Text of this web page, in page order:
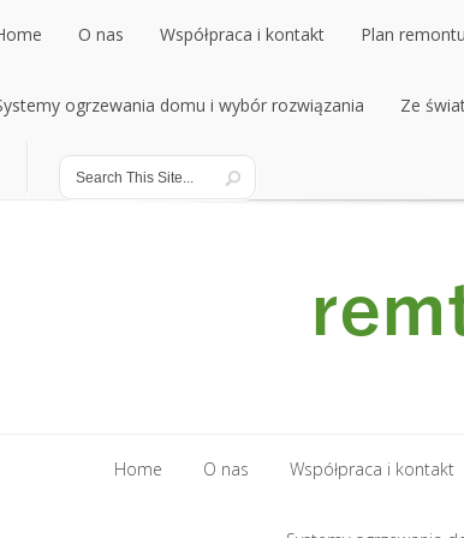
O nas
O nas
Współpraca i kontakt
Współpraca i kontakt
Plan
Plan
ogrzewania domu i wybór rozwiązania
Systemy ogrzewania domu i wybór rozwiązania
Ze
Home O nas Współpraca i kontakt